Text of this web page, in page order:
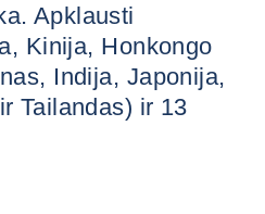
Apklausti
Kinija, Honkongo
Indija, Japonija,
Tailandas) ir 13